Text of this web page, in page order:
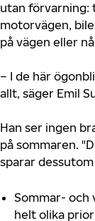
utan förvarning:
motorvägen,
på vägen eller
– I de här
allt, säger Emil
Han ser ingen
på sommaren.
sparar
Sommar- och
helt olika